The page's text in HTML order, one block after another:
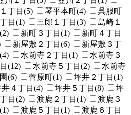
丁目(5) 琴平本町(4)
呉服町
目(1) 三郎１丁目(3)
島崎１
新町３丁目(1)
新町４丁目
新屋敷２丁目(6)
新屋敷３丁
水前寺２丁目(1)
水前寺３
(12) 水前寺５丁目(2)
水前寺
(6) 菅原町(1)
坪井２丁目(1)
井４丁目(4) 坪井５丁目(8)
坪
目(2) 渡鹿２丁目(1)
渡鹿３
渡鹿５丁目(1)
渡鹿６丁目